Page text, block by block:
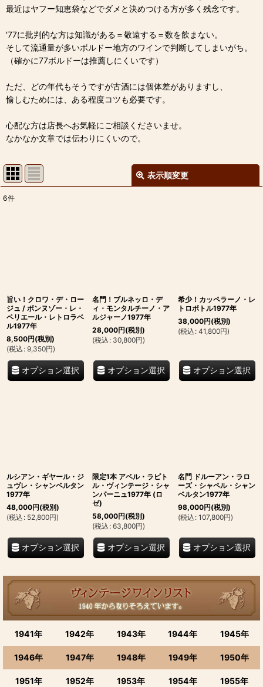
最近はヤフー知恵袋などでダメと決めつける方が多く残念です。
'77に批判的な方は知識がある＝敬遠する＝数を飲まない。
そして流通量が多いボルドー地方のワインで判断してしまいがち。
（確かに77ボルドーは推薦しにくいです）
ただ、どの年代もそうですが古酒には個体差がありますし、
愉しむためには、ある程度コツも必要です。
心配な方は店長へお気軽にご相談くださいませ。
なかなか文章では伝わりにくいので。
表示順変更
6件
旨い！クロワ・デ・ロー
ジュ / ボンヌゾー・レ・
ペリエール・レトロラベ
ル1977年
8,500円(税別)
(税込 : 9,350円)
オプション選択
名門！ブルネッロ・デ
ィ・モンタルチーノ・ア
ルジャーノ1977年
28,000円(税別)
(税込 : 30,800円)
オプション選択
希少！カッペラーノ・レ
トロボトル1977年
38,000円(税別)
(税込 : 41,800円)
オプション選択
ルシアン・ギヤール・ジ
ュヴレ・シャンベルタン
1977年
48,000円(税別)
(税込 : 52,800円)
オプション選択
限定1本 アベル・ラピト
ル・ヴィンテージ・シャ
ンパーニュ1977年 (ロ
ゼ)
58,000円(税別)
(税込 : 63,800円)
オプション選択
名門 ドルーアン・ラロ
ーズ・シャペル・シャン
ベルタン1977年
98,000円(税別)
(税込 : 107,800円)
オプション選択
1941年 1942年 1943年 1944年 1945年
1946年 1947年 1948年 1949年 1950年
1951年 1952年 1953年 1954年 1955年